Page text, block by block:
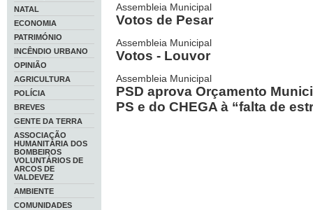
NATAL
ECONOMIA
PATRIMÓNIO
INCÊNDIO URBANO
OPINIÃO
AGRICULTURA
POLÍCIA
BREVES
GENTE DA TERRA
ASSOCIAÇÃO
HUMANITÁRIA DOS
BOMBEIROS
VOLUNTÁRIOS DE
ARCOS DE
VALDEVEZ
AMBIENTE
COMUNIDADES
Assembleia Municipal
Votos de Pesar
Assembleia Municipal
Votos - Louvor
Assembleia Municipal
PSD aprova Orçamento
PS e do CHEGA à “falta de